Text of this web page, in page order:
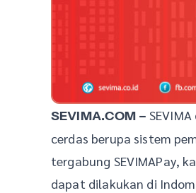
SEVIMA.COM –
cerdas berupa sistem
tergabung SEVIMAPay,
dapat dilakukan di